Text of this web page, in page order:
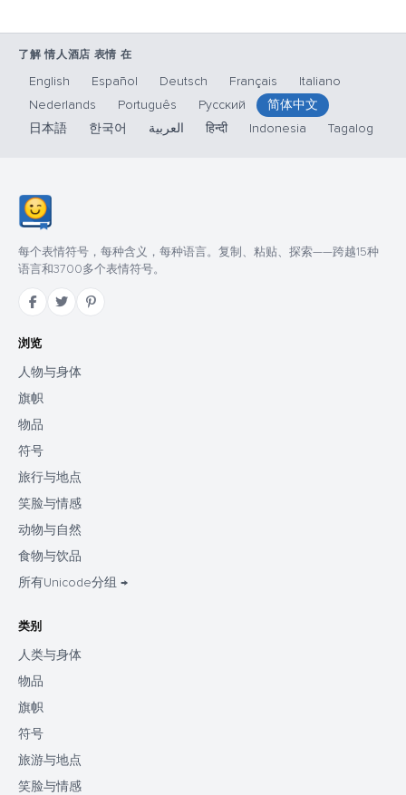
了解 情人酒店 表情 在
English Español Deutsch Français
Italiano
Nederlands
Português Русский
简体中文
日本語
한국어 العربية हिन्दी Indonesia Tagalog
每个表情符号，每种含义，每种语言。复制、粘贴、探索——跨越15种
语言和3700多个表情符号。
浏览
人物与身体
旗帜
物品
符号
旅行与地点
笑脸与情感
动物与自然
食物与饮品
所有Unicode分组 →
类别
人类与身体
物品
旗帜
符号
旅游与地点
笑脸与情感